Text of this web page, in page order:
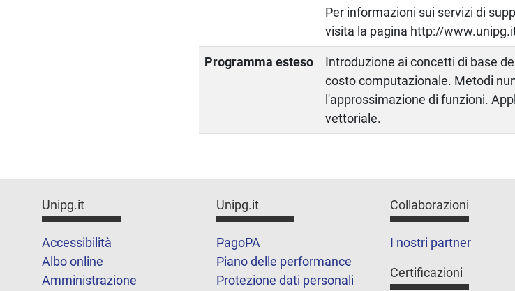
Per informazioni sui servizi di
visita la pagina http://
Programma esteso
Introduzione ai concetti di base
costo computazionale. Metodi
l'approssimazione di funzioni.
vettoriale.
Unipg.it
Accessibilità
Albo online
Amministrazione
Unipg.it
PagoPA
Piano delle performance
Protezione dati personali
Collaborazioni
I nostri partner
Certificazioni